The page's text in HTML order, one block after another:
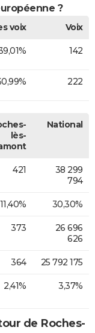
?
voix
Voix
142
222
lès-
National
421
38 299
794
11,40% 30,30%
373
26 696
626
364 25 792 175
2,41% 3,37%
de Roches-